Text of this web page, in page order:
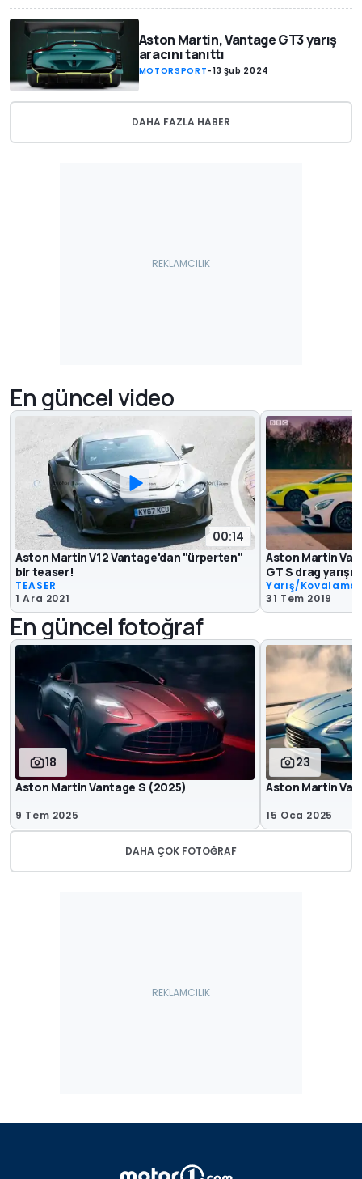
Aston Martin, Vantage GT3 yarış
aracını tanıttı
MOTORSPORT-13 Şub 2024
DAHA FAZLA HABER
En güncel video
00:14
Aston Martin V12 Vantage'dan "ürperten"
bir teaser!
TEASER
1 Ara 2021
Aston Martin
GT S drag
Yarış/
31 Tem 2019
En güncel fotoğraf
18
Aston Martin Vantage S (2025)
9 Tem 2025
23
Aston Martin
15 Oca 2025
DAHA ÇOK FOTOĞRAF